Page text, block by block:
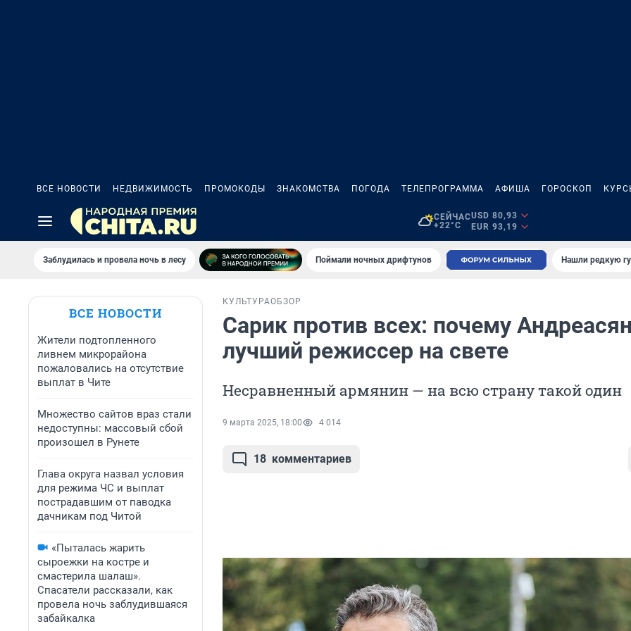
ВСЕ НОВОСТИ НЕДВИЖИМОСТЬ ПРОМОКОДЫ ЗНАКОМСТВА ПОГОДА ТЕЛЕПРОГРАММА АФИША ГОРОСКОП
СЕЙЧАС
+22°C
USD 80,93
EUR 93,19
Заблудилась и провела ночь в лесу Поймали ночных дрифтунов Нашли редкую
ВСЕ НОВОСТИ
Жители подтопленного
ливнем микрорайона
пожаловались на отсутствие
выплат в Чите
Множество сайтов враз стали
недоступны: массовый сбой
произошел в Рунете
Глава округа назвал условия
для режима ЧС и выплат
пострадавшим от паводка
дачникам под Читой
«Пыталась жарить
сыроежки на костре и
смастерила шалаш».
Спасатели рассказали, как
провела ночь заблудившаяся
забайкалка
КУЛЬТУРАОБЗОР
Сарик против всех: почему
лучший режиссер на свете
Несравненный армянин — на всю страну такой один
9 марта 2025, 18:00 4 014
18 комментариев